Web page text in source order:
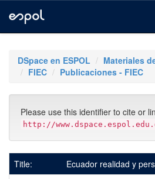
navigationDSpace en ESPOL
Materiales
FIEC
Publicaciones - FIEC
Please use this identifier to cite or
http://
Title:
Ecuador realidad y